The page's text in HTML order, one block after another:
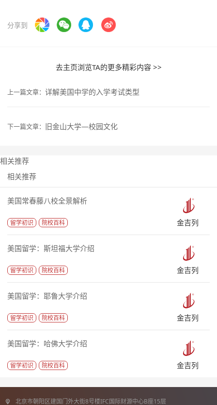
分享到
去主页浏览TA的更多精彩内容 >>
上一篇文章： 详解美国中学的入学考试类型
下一篇文章： 旧金山大学—校园文化
相关推荐
相关推荐
美国常春藤八校全景解析
留学初识 院校百科 金吉列
美国留学：斯坦福大学介绍
留学初识 院校百科 金吉列
美国留学：耶鲁大学介绍
留学初识 院校百科 金吉列
美国留学：哈佛大学介绍
留学初识 院校百科 金吉列
北京市朝阳区建国门外大街8号楼IFC国际财源中心B座15层